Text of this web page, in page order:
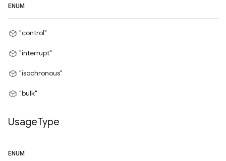
ENUM
"control"
"interrupt"
"isochronous"
"bulk"
UsageType
ENUM